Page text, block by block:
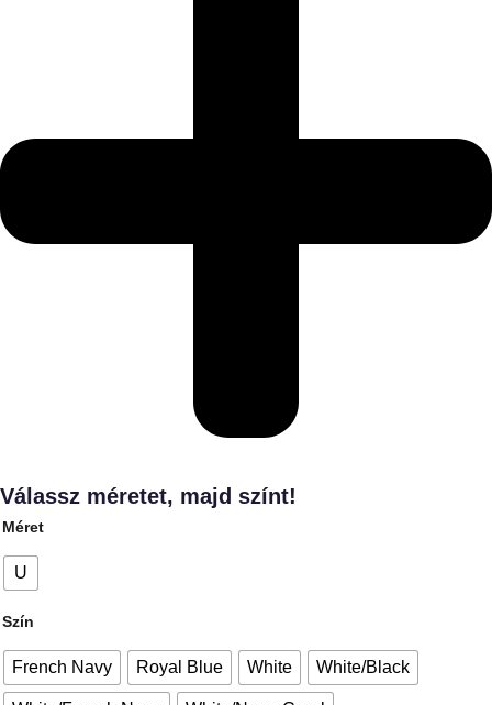
Válassz méretet, majd színt!
Méret
U
Szín
French Navy Royal Blue White White/Black